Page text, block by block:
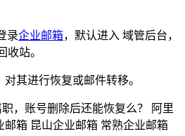
录企业邮箱，默认进入 域管后台，
站。
其进行恢复或邮件转移。